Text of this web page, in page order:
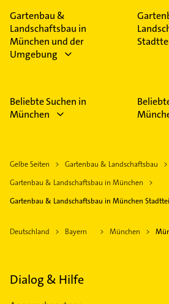
Gartenbau &
Landschaftsbau in
München und der
Umgebung
Beliebte Suchen in
München
Gelbe Seiten
Gartenbau & Landschaftsbau
Gartenbau & Landschaftsbau in München
Gartenbau & Landschaftsbau in München
Deutschland Bayern München
Dialog & Hilfe